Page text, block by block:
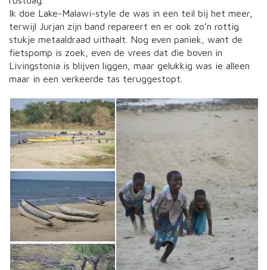
Ik doe Lake-Malawi-style de was in een teil bij het meer,
terwijl Jurjan zijn band repareert en er ook zo’n rottig
stukje metaaldraad uithaalt. Nog even paniek, want de
fietspomp is zoek, even de vrees dat die boven in
Livingstonia is blijven liggen, maar gelukkig was ie alleen
maar in een verkeerde tas teruggestopt.